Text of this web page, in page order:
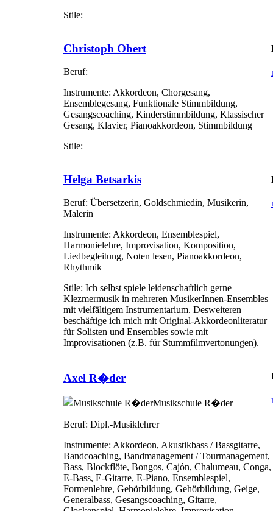
Stile:
Christoph Obert
Beruf:
Instrumente: Akkordeon, Chorgesang,
Ensemblegesang, Funktionale Stimmbildung,
Gesangscoaching, Kinderstimmbildung, Klassischer
Gesang, Klavier, Pianoakkordeon, Stimmbildung
Stile:
Helga Betsarkis
Beruf: Übersetzerin, Goldschmiedin, Musikerin,
Malerin
Instrumente: Akkordeon, Ensemblespiel,
Harmonielehre, Improvisation, Komposition,
Liedbegleitung, Noten lesen, Pianoakkordeon,
Rhythmik
Stile: Ich selbst spiele leidenschaftlich gerne
Klezmermusik in mehreren MusikerInnen-Ensembles
mit vielfältigem Instrumentarium. Desweiteren
beschäftige ich mich mit Original-Akkordeonliteratur
für Solisten und Ensembles sowie mit
Improvisationen (z.B. für Stummfilmvertonungen).
Axel R�der
Musikschule R�der
Beruf: Dipl.-Musiklehrer
Instrumente: Akkordeon, Akustikbass / Bassgitarre,
Bandcoaching, Bandmanagement / Tourmanagement,
Bass, Blockflöte, Bongos, Cajón, Chalumeau, Conga,
E-Bass, E-Gitarre, E-Piano, Ensemblespiel,
Formenlehre, Gehörbildung, Gehörbildung, Geige,
Generalbass, Gesangscoaching, Gitarre,